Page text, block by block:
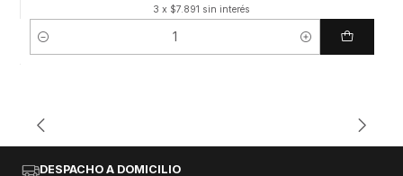
3 x $7.891 sin interés
Cantidad
DESPACHO A DOMICILIO